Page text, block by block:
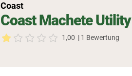
Coast Machete Utility
Coast
1,00 | 1 Bewertung